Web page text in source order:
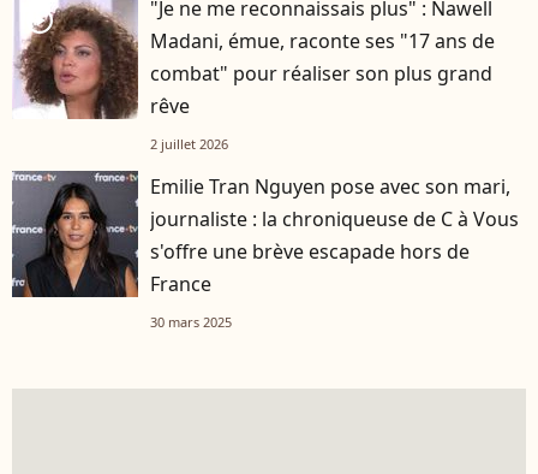
player2
"Je ne me reconnaissais plus" : Nawell
Madani, émue, raconte ses "17 ans de
combat" pour réaliser son plus grand
rêve
2 juillet 2026
Emilie Tran Nguyen pose avec son mari,
journaliste : la chroniqueuse de C à Vous
s'offre une brève escapade hors de
France
30 mars 2025